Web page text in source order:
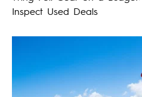
Inspect Used Deals